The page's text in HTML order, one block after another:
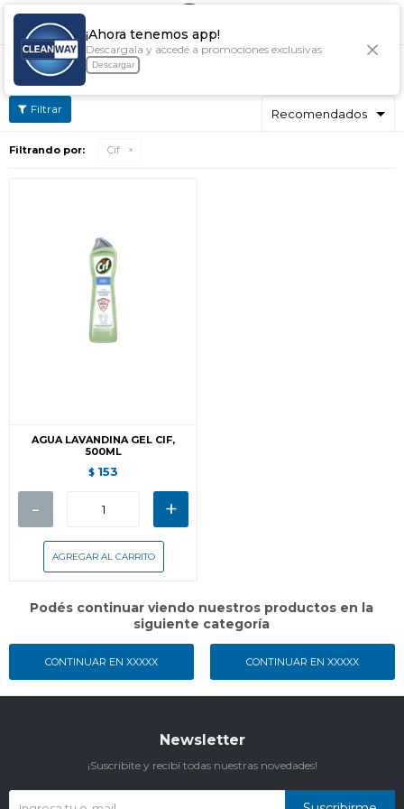
¡Ahora tenemos app!
Descargala y accedé a promociones exclusivas
Descargar

Filtrando por: Cif
AGUA LAVANDINA GEL CIF,
500ML
$ 153
- +
CONTINUAR EN XXXXX
Podés continuar viendo nuestros productos en la
siguiente categoría
CONTINUAR EN XXXXX
Newsletter
¡Suscribite y recibí todas nuestras novedades!